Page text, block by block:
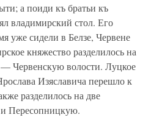
а поиди къ братьи къ
владимирский стол. Его
уже сидели в Белзе, Червене
княжество разделилось на
Червенскую волости. Луцкое
Изяславича перешло к
разделилось на две
Пересопницкую.